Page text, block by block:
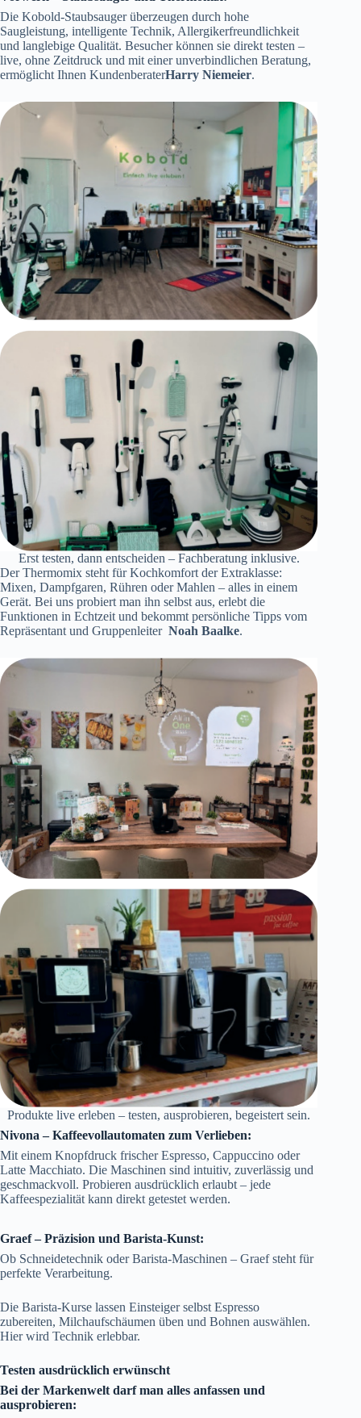
Die Kobold-Staubsauger überzeugen durch hohe
Saugleistung, intelligente Technik, Allergikerfreundlichkeit
und langlebige Qualität. Besucher können sie direkt testen –
live, ohne Zeitdruck und mit einer unverbindlichen Beratung,
ermöglicht Ihnen KundenberaterHarry Niemeier.
Erst testen, dann entscheiden – Fachberatung inklusive.
Der Thermomix steht für Kochkomfort der Extraklasse:
Mixen, Dampfgaren, Rühren oder Mahlen – alles in einem
Gerät. Bei uns probiert man ihn selbst aus, erlebt die
Funktionen in Echtzeit und bekommt persönliche Tipps vom
Repräsentant und Gruppenleiter Noah Baalke.
Produkte live erleben – testen, ausprobieren, begeistert sein.
Nivona – Kaffeevollautomaten zum Verlieben:
Mit einem Knopfdruck frischer Espresso, Cappuccino oder
Latte Macchiato. Die Maschinen sind intuitiv, zuverlässig und
geschmackvoll. Probieren ausdrücklich erlaubt – jede
Kaffeespezialität kann direkt getestet werden.
Graef – Präzision und Barista-Kunst:
Ob Schneidetechnik oder Barista-Maschinen – Graef steht für
perfekte Verarbeitung.
Die Barista-Kurse lassen Einsteiger selbst Espresso
zubereiten, Milchaufschäumen üben und Bohnen auswählen.
Hier wird Technik erlebbar.
Testen ausdrücklich erwünscht
Bei der Markenwelt darf man alles anfassen und
ausprobieren: